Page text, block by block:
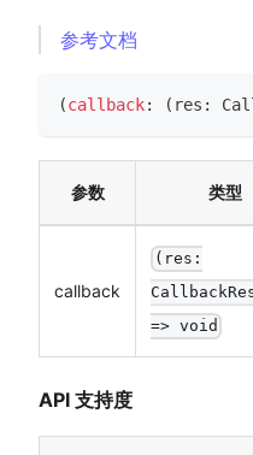
参考文档
(callback: ( res :
参数 类型
callback
(res:
=> void
API 支持度